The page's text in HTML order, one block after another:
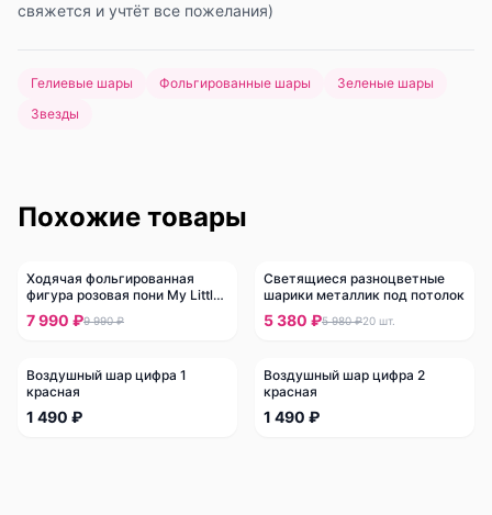
свяжется и учтёт все пожелания)
Гелиевые шары Фольгированные шары
Зеленые шары
Звезды
Похожие товары
-20%
Ходячая фольгированная
фигура розовая пони My Little
Pony
7 990 ₽9 990 ₽
-10%
Светящиеся разноцветные
шарики металлик под потолок
5 380 ₽5 980 ₽20 шт.
Воздушный шар цифра 1
красная
1 490 ₽
Воздушный шар цифра 2
красная
1 490 ₽